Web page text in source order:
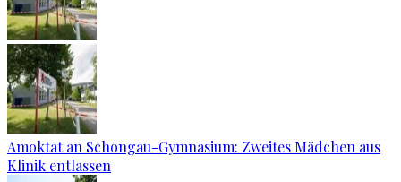
Amoktat an Schongau-Gymnasium: Zweites Mädchen aus
Klinik entlassen